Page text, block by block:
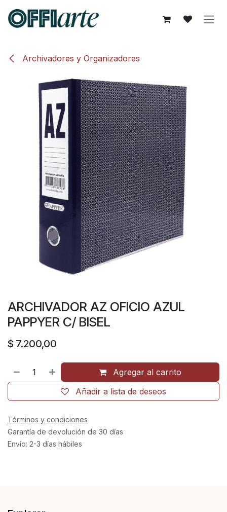
Archivadores y Organizadores
ARCHIVADOR AZ OFICIO AZUL
PAPPYER C/ BISEL
$ 7.200,00
Agregar al carrito
Añadir a lista de deseos
Términos y condiciones
Garantía de devolución de 30 días
Envío: 2-3 días hábiles